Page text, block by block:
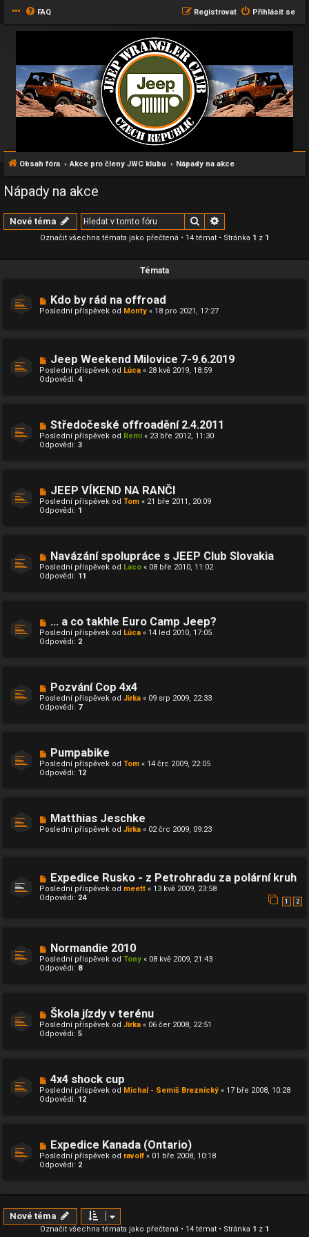
FAQ Přihlásit se
Registrovat
Obsah fóra Akce pro členy JWC klubu Nápady na akce
Nápady na akce
Nové téma Hledat
Označit všechna témata jako přečtená • 14 témat • Stránka 1 z 1
Témata
Kdo by rád na offroad
Poslední příspěvek od Monty « 18 pro 2021, 17:27
Jeep Weekend Milovice 7-9.6.2019
Poslední příspěvek od Lůca « 28 kvě 2019, 18:59
Odpovědi: 4
Středočeské offroadění 2.4.2011
Poslední příspěvek od Remi « 23 bře 2012, 11:30
Odpovědi: 3
JEEP VÍKEND NA RANČI
Poslední příspěvek od Tom « 21 bře 2011, 20:09
Odpovědi: 1
Navázání spolupráce s JEEP Club Slovakia
Poslední příspěvek od Laco « 08 bře 2010, 11:02
Odpovědi: 11
... a co takhle Euro Camp Jeep?
Poslední příspěvek od Lůca « 14 led 2010, 17:05
Odpovědi: 2
Pozvání Cop 4x4
Poslední příspěvek od Jirka « 09 srp 2009, 22:33
Odpovědi: 7
Pumpabike
Poslední příspěvek od Tom « 14 črc 2009, 22:05
Odpovědi: 12
Matthias Jeschke
Poslední příspěvek od Jirka « 02 črc 2009, 09:23
Expedice Rusko - z Petrohradu za polární kruh
Poslední příspěvek od meett « 13 kvě 2009, 23:58
Odpovědi: 24 1 2
Normandie 2010
Poslední příspěvek od Tony « 08 kvě 2009, 21:43
Odpovědi: 8
Škola jízdy v terénu
Poslední příspěvek od Jirka « 06 čer 2008, 22:51
Odpovědi: 5
4x4 shock cup
Poslední příspěvek od Michal - Semiš Breznický « 17 bře 2008, 10:28
Odpovědi: 12
Expedice Kanada (Ontario)
Poslední příspěvek od ravolf « 01 bře 2008, 10:18
Odpovědi: 2
Nové téma
Označit všechna témata jako přečtená • 14 témat • Stránka 1 z 1